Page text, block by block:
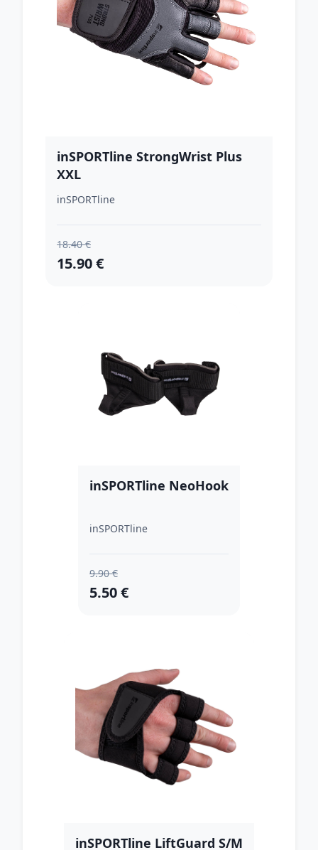
inSPORTline StrongWrist Plus
XXL
inSPORTline
18.40 €
15.90 €
inSPORTline NeoHook
inSPORTline
9.90 €
5.50 €
inSPORTline LiftGuard S/M